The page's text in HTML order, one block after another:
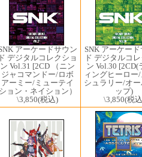
アーケードサウン
ド デジタルコレクショ
ン Vol.31 [2CD （ニン
ジャコマンドー/ロボ
アーミー/ミューテイ
ション・ネイション）
\3,850(税込)
SNK アーケー
ド デジタルコ
ン Vol.30 [2CD(
ィングヒーロー
シュラリー/オ
ップ)
\3,850(税